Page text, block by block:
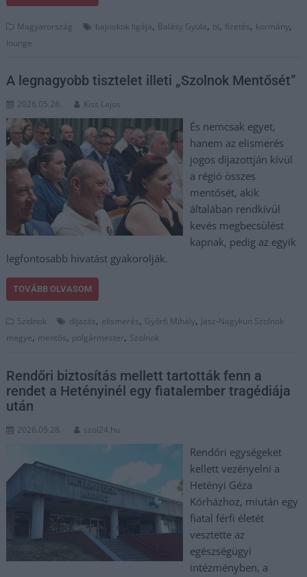
Magyarország bajnokok ligája, Balásy Gyula, bl, fizetés, kormány,
lounge
A legnagyobb tisztelet illeti „Szolnok Mentősét”
2026.05.28. Kiss Lajos
És nemcsak egyet,
hanem az elismerés
jogos díjazottján kívül
a régió összes
mentősét, akik
általában rendkívül
kevés megbecsülést
kapnak, pedig az egyik
legfontosabb hivatást gyakorolják.
TOVÁBB OLVASOM
Szolnok díjazás, elismerés, Győrfi Mihály, Jász-Nagykun Szolnok
megye, mentős, polgármester, Szolnok
Rendőri biztosítás mellett tartották fenn a
rendet a Hetényinél egy fiatalember tragédiája
után
2026.05.28. szol24.hu
Rendőri egységeket
kellett vezényelni a
Hetényi Géza
Kórházhoz, miután egy
fiatal férfi életét
vesztette az
egészségügyi
intézményben, a